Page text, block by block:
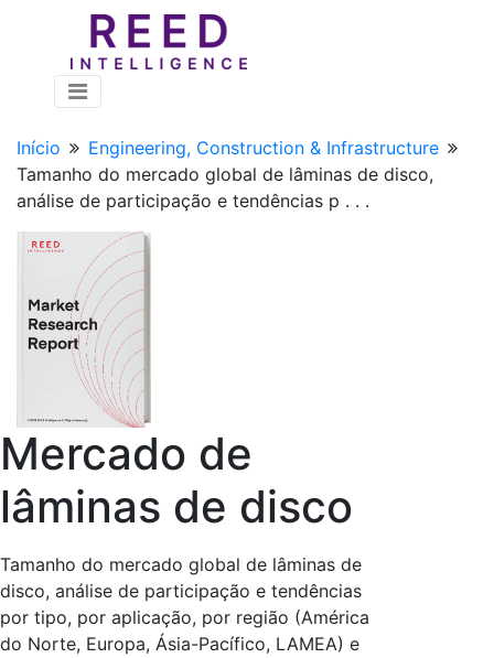
Início
Engineering, Construction & Infrastructure
Tamanho do mercado global de lâminas de disco,
análise de participação e tendências p . . .
Mercado de
lâminas de disco
Tamanho do mercado global de lâminas de
disco, análise de participação e tendências
por tipo, por aplicação, por região (América
do Norte, Europa, Ásia-Pacífico, LAMEA) e